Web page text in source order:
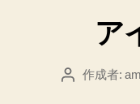
ア
投
作成者: